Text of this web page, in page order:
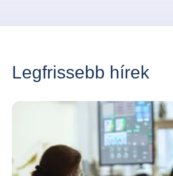
Legfrissebb hírek